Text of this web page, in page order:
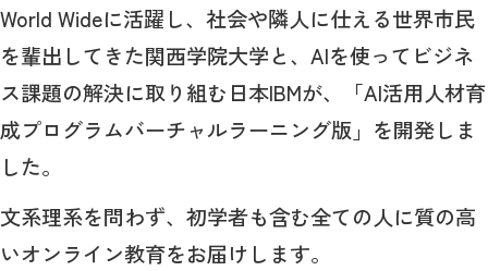
World Wideに活躍し、社会や隣人に仕える世界市民
を輩出してきた関西学院大学と、AIを使ってビジネ
ス課題の解決に取り組む日本IBMが、「AI活用人材育
成プログラムバーチャルラーニング版」を開発しま
した。
文系理系を問わず、初学者も含む全ての人に質の高
いオンライン教育をお届けします。